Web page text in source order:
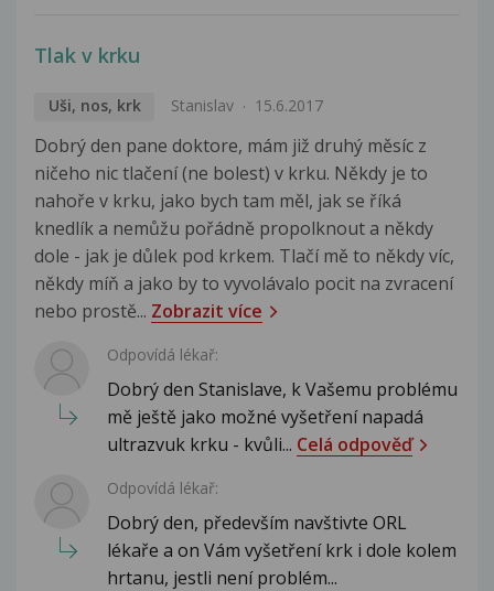
Tlak v krku
Uši, nos, krk Stanislav 15.6.2017
Dobrý den pane doktore, mám již druhý měsíc z
ničeho nic tlačení (ne bolest) v krku. Někdy je to
nahoře v krku, jako bych tam měl, jak se říká
knedlík a nemůžu pořádně propolknout a někdy
dole - jak je důlek pod krkem. Tlačí mě to někdy víc,
někdy míň a jako by to vyvolávalo pocit na zvracení
nebo prostě... Zobrazit více
Odpovídá lékař:
Dobrý den Stanislave, k Vašemu problému
mě ještě jako možné vyšetření napadá
ultrazvuk krku - kvůli... Celá odpověď
Odpovídá lékař:
Dobrý den, především navštivte ORL
lékaře a on Vám vyšetření krk i dole kolem
hrtanu, jestli není problém...